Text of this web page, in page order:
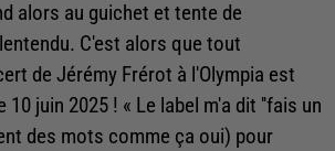
alors au guichet et tente de
C'est alors que tout
de Jérémy Frérot à l'Olympia est
10 juin 2025 ! « Le label m'a dit ''fais un
des mots comme ça oui) pour